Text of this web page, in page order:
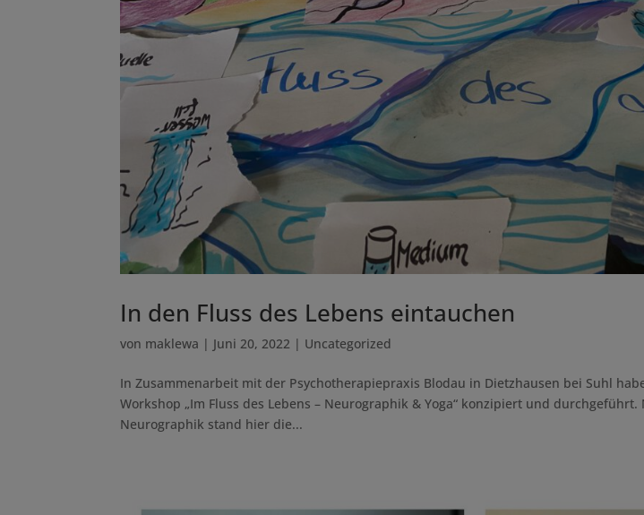
In den Fluss des Lebens eintauchen
von maklewa | Juni 20, 2022 | Uncategorized
In Zusammenarbeit mit der Psychotherapiepraxis Blodau in Dietzhausen bei Suhl
Workshop „Im Fluss des Lebens – Neurographik & Yoga“ konzipiert und
Neurographik stand hier die...